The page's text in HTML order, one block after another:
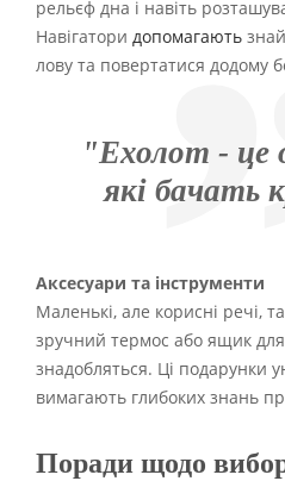
рельєф дна і навіть
Навігатори допомагають
лову та повертатися додому
"Ехолот - це
які бачать
Аксесуари та інструменти
Маленькі, але корисні речі,
зручний термос або ящик
знадобляться. Ці подарунки
вимагають глибоких знань
Поради щодо